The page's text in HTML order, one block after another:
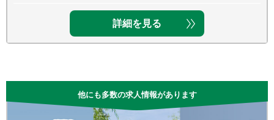
詳細を見る
他にも多数の求人情報があります